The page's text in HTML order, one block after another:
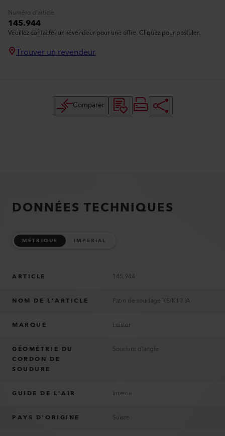
Numéro d'article
145.944
Veuillez contacter un revendeur pour une offre. Cliquez pour postuler.
Trouver un revendeur
Comparer
DONNÉES TECHNIQUES
MÉTRIQUE IMPERIAL
ARTICLE 145.944
NOM DE L’ARTICLE Patin de soudage K8/K10 IA
MARQUE Leister
GÉOMÉTRIE DU
CORDON DE
SOUDURE
Soudure d'angle
GUIDE DE L’AIR Interne
PAYS D'ORIGINE Suisse